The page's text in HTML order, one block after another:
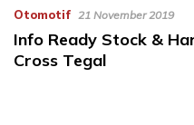
Otomotif 21 November 2019
Info Ready Stock &
Cross Tegal